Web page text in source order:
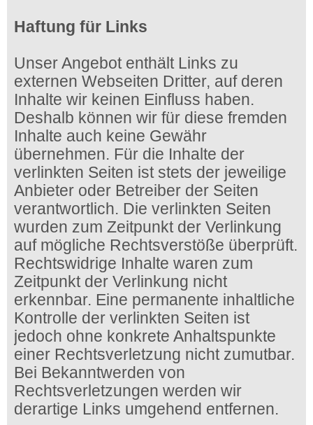
Haftung für Links
Unser Angebot enthält Links zu
externen Webseiten Dritter, auf deren
Inhalte wir keinen Einfluss haben.
Deshalb können wir für diese fremden
Inhalte auch keine Gewähr
übernehmen. Für die Inhalte der
verlinkten Seiten ist stets der jeweilige
Anbieter oder Betreiber der Seiten
verantwortlich. Die verlinkten Seiten
wurden zum Zeitpunkt der Verlinkung
auf mögliche Rechtsverstöße überprüft.
Rechtswidrige Inhalte waren zum
Zeitpunkt der Verlinkung nicht
erkennbar. Eine permanente inhaltliche
Kontrolle der verlinkten Seiten ist
jedoch ohne konkrete Anhaltspunkte
einer Rechtsverletzung nicht zumutbar.
Bei Bekanntwerden von
Rechtsverletzungen werden wir
derartige Links umgehend entfernen.